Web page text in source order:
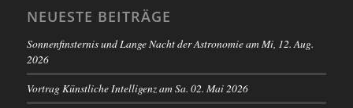
NEUESTE BEITRÄGE
Sonnenfinsternis und Lange Nacht der Astronomie am Mi, 12. Aug.
2026
Vortrag Künstliche Intelligenz am Sa. 02. Mai 2026